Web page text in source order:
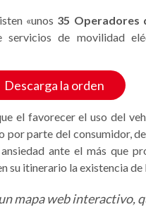
«unos 35 Operadores
de movilidad
Descarga la orden
el favorecer el uso del
parte del consumidor,
ante el más que
su itinerario la existencia de
mapa web interactivo,